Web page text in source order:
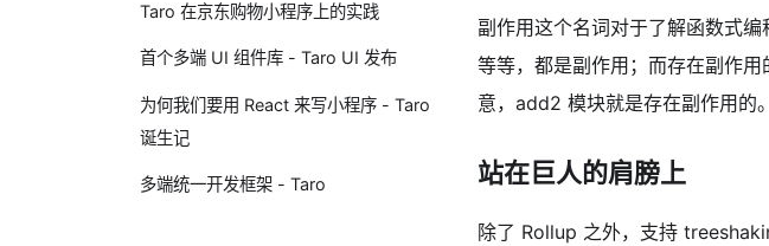
Taro 在京东购物小程序上的实践
首个多端 UI 组件库 - Taro UI 发布
为何我们要用 React 来写小程序 - Taro
诞生记
多端统一开发框架 - Taro
副作用这个名词对于了解函数式
等等，都是副作用；而存在副作
意，add2 模块就是存在副作用的。
站在巨人的肩膀上
除了 Rollup 之外，支持